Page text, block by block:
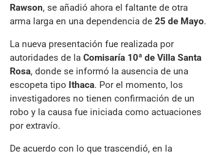
Rawson, se añadió ahora el faltante de otra
arma larga en una dependencia de 25 de Mayo.
La nueva presentación fue realizada por
autoridades de la Comisaría 10ª de Villa Santa
Rosa, donde se informó la ausencia de una
escopeta tipo Ithaca. Por el momento, los
investigadores no tienen confirmación de un
robo y la causa fue iniciada como actuaciones
por extravío.
De acuerdo con lo que trascendió, en la